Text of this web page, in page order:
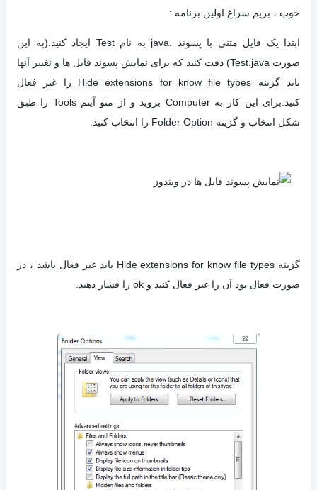
خوب ، بریم سراغ اولین برنامه :
ابتدا یک فایل متنی با پسوند .java به نام Test ایجاد کنید.(به این
صورت Test.java) دقت کنید که برای نمایش پسوند فایل ها و تغییر آنها
باید گزینه Hide extensions for know file types را غیر فعال
کنید.برای این کار به Computer بروید و از منو آیتم Tools را طبق
شکل انتخاب و گزینه Folder Option را انتخاب کنید.
گزینه Hide extensions for know file types باید غیر فعال باشد ، در
صورت فعال بود آن را غیر فعال کنید و ok را فشار دهید.